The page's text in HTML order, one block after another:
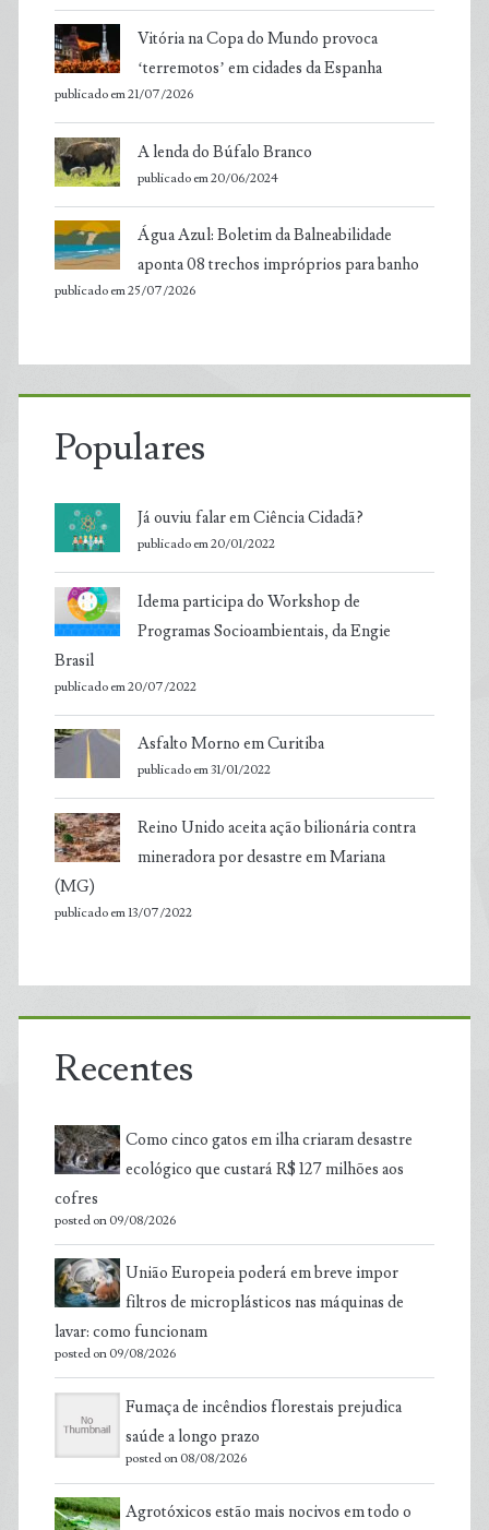
Vitória na Copa do Mundo provoca
‘terremotos’ em cidades da Espanha
publicado em 21/07/2026
A lenda do Búfalo Branco
publicado em 20/06/2024
Água Azul: Boletim da Balneabilidade
aponta 08 trechos impróprios para banho
publicado em 25/07/2026
Populares
Já ouviu falar em Ciência Cidadã?
publicado em 20/01/2022
Idema participa do Workshop de
Programas Socioambientais, da Engie
Brasil
publicado em 20/07/2022
Asfalto Morno em Curitiba
publicado em 31/01/2022
Reino Unido aceita ação bilionária contra
mineradora por desastre em Mariana
(MG)
publicado em 13/07/2022
Recentes
Como cinco gatos em ilha criaram desastre
ecológico que custará R$ 127 milhões aos
cofres
posted on 09/08/2026
União Europeia poderá em breve impor
filtros de microplásticos nas máquinas de
lavar: como funcionam
posted on 09/08/2026
Fumaça de incêndios florestais prejudica
saúde a longo prazo
posted on 08/08/2026
Agrotóxicos estão mais nocivos em todo o